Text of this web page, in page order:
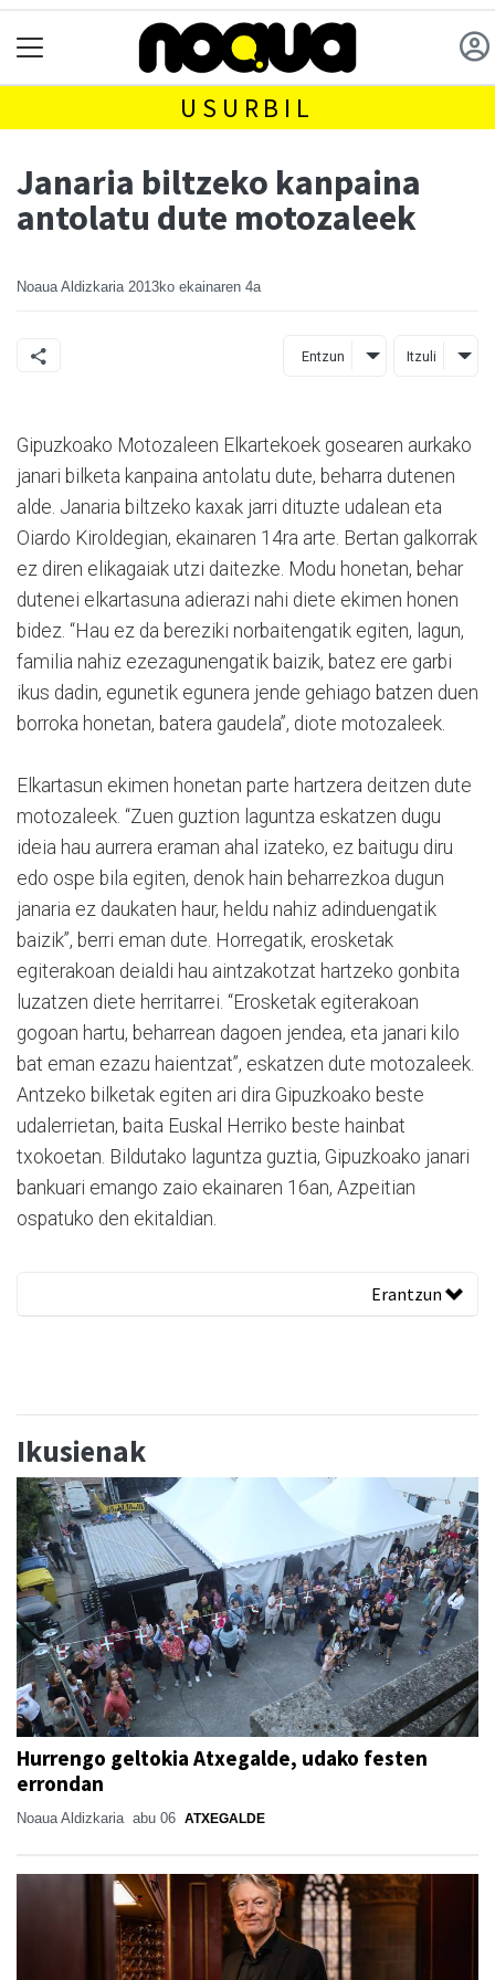
USURBIL
Janaria biltzeko kanpaina
antolatu dute motozaleek
Noaua Aldizkaria 2013ko ekainaren 4a
Entzun Itzuli
Gipuzkoako Motozaleen Elkartekoek gosearen aurkako
janari bilketa kanpaina antolatu dute, beharra dutenen
alde. Janaria biltzeko kaxak jarri dituzte udalean eta
Oiardo Kiroldegian, ekainaren 14ra arte. Bertan galkorrak
ez diren elikagaiak utzi daitezke. Modu honetan, behar
dutenei elkartasuna adierazi nahi diete ekimen honen
bidez. “Hau ez da bereziki norbaitengatik egiten, lagun,
familia nahiz ezezagunengatik baizik, batez ere garbi
ikus dadin, egunetik egunera jende gehiago batzen duen
borroka honetan, batera gaudela”, diote motozaleek.
Elkartasun ekimen honetan parte hartzera deitzen dute
motozaleek. “Zuen guztion laguntza eskatzen dugu
ideia hau aurrera eraman ahal izateko, ez baitugu diru
edo ospe bila egiten, denok hain beharrezkoa dugun
janaria ez daukaten haur, heldu nahiz adinduengatik
baizik”, berri eman dute. Horregatik, erosketak
egiterakoan deialdi hau aintzakotzat hartzeko gonbita
luzatzen diete herritarrei. “Erosketak egiterakoan
gogoan hartu, beharrean dagoen jendea, eta janari kilo
bat eman ezazu haientzat”, eskatzen dute motozaleek.
Antzeko bilketak egiten ari dira Gipuzkoako beste
udalerrietan, baita Euskal Herriko beste hainbat
txokoetan. Bildutako laguntza guztia, Gipuzkoako janari
bankuari emango zaio ekainaren 16an, Azpeitian
ospatuko den ekitaldian.
Erantzun
Ikusienak
Hurrengo geltokia Atxegalde, udako festen
errondan
Noaua Aldizkaria abu 06 ATXEGALDE